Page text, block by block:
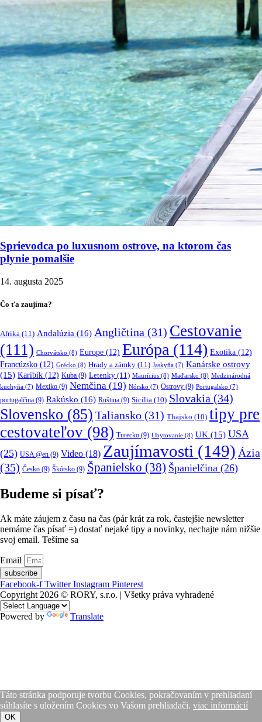
Sprievodca po luxusnom ostrove, na ktorom čas
plynie pomalšie
14. augusta 2025
Čo ťa zaujíma?
Afrika (11) Andalúzia (16) Angličtina (31) Cestovanie
(111) Chorvátsko (8) Europe (12) Európa (114) Exotika (12)
Francúzsko (12) Grécko (8) Hrady a zámky (11) Jaskyňa (7) Kanárske ostrovy
(15) Karibik (12) Kuba (9) Letenky (11) Maurícius (8) Maďarsko (8) Medzinárodná
kuchyňa (7) Mexiko (9) Nemčina (19) Nórsko (7) Ostrovy (9) Portugalsko (7)
portugalčina (9) Rakúsko (16) Ruština (9) Sicília (10) Slovakia (34)
Slovensko (85) Taliansko (31) Thajsko (10) tipy pre
cestovateľov (98) Turecko (9) Ubytovanie (8) UK (15) USA
(25) USA @en (9) Video (18) Zaujímavosti (149) Ázia
(35) Česko (9) Škótsko (9) Španielsko (38) Španielčina (26)
Budeme si písať?
Ak máte záujem z času na čas (pár krát za rok, častejšie newsletter
nemáme čas písať =) dostať nejaké tipy a novinky, nechajte nám nižšie
svoj email. Tešíme sa
Email
subscribe
Facebook-f Twitter Instagram Pinterest
Copyright 2026 © RORY, s.r.o. | Všetky práva vyhradené
Powered by Translate
Táto stránka podporuje tvorbu Cookies, pokračovaním v prehliadaní
súhlasíte s uložením Cookies vo Vašom prehliadači. viac informácií
OK